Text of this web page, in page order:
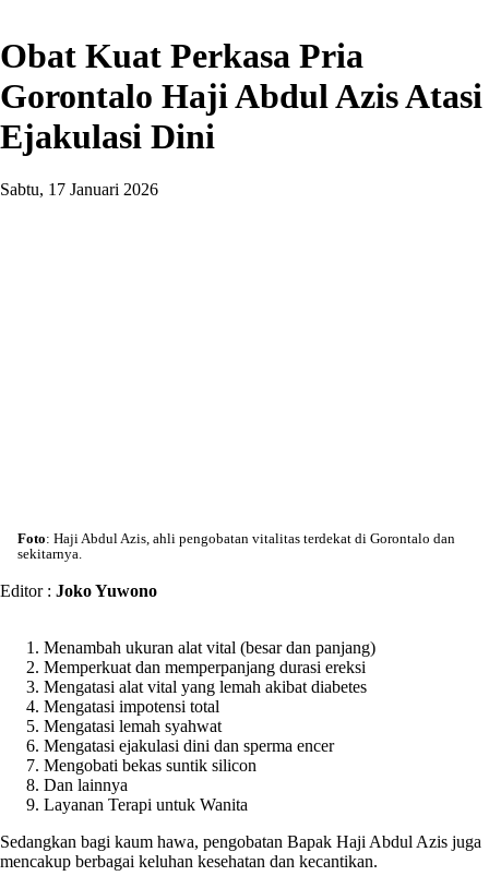
Obat Kuat Perkasa Pria
Gorontalo Haji Abdul Azis Atasi
Ejakulasi Dini
Sabtu, 17 Januari 2026
Foto: Haji Abdul Azis, ahli pengobatan vitalitas terdekat di Gorontalo dan
sekitarnya.
Editor : Joko Yuwono
Menambah ukuran alat vital (besar dan panjang)
Memperkuat dan memperpanjang durasi ereksi
Mengatasi alat vital yang lemah akibat diabetes
Mengatasi impotensi total
Mengatasi lemah syahwat
Mengatasi ejakulasi dini dan sperma encer
Mengobati bekas suntik silicon
Dan lainnya
Layanan Terapi untuk Wanita
Sedangkan bagi kaum hawa, pengobatan Bapak Haji Abdul Azis juga
mencakup berbagai keluhan kesehatan dan kecantikan.